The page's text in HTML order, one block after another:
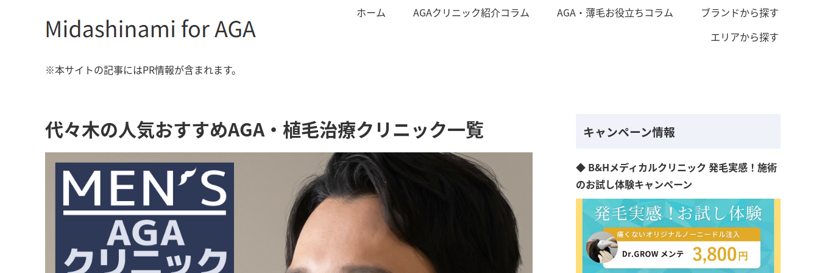
ホーム AGAクリニック紹介コラム AGA・薄毛お役立ちコラム
ブランドから探す
エリアから探す
※本サイトの記事にはPR情報が含まれます。
代々木の人気おすすめAGA・植毛治療クリニック一覧 キャンペーン情報
◆ B&Hメディカルクリニック 発毛実感！施術
のお試し体験キャンペーン